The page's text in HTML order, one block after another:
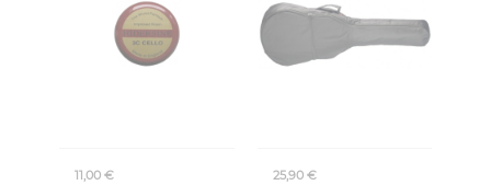
11,00 € 25,90 €